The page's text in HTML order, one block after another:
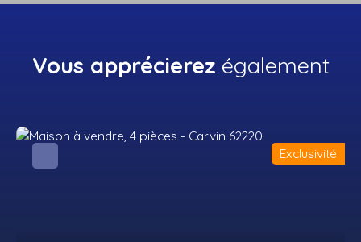
Vous apprécierez également
Exclusivité